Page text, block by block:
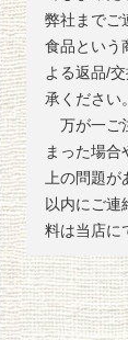
弊社までご
食品という
よる返品/
承ください。
万が一ご
まった場合
上の問題
以内にご連
料は当店に